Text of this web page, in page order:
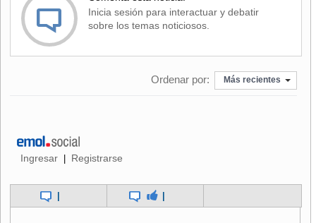
Inicia sesión para interactuar y debatir
sobre los temas noticiosos.
Ordenar por: Más recientes
Ingresar | Registrarse
| |